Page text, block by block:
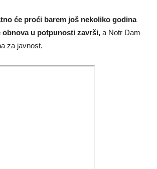
će proći barem još nekoliko godina
obnova u potpunosti završi, a Notr Dam
za javnost.